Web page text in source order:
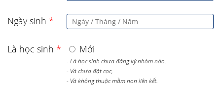
Ngày sinh *
Là học sinh * Mới
- Là học sinh chưa đăng ký nhóm nào,
- Và chưa đặt cọc,
- Và không thuộc mầm non liên kết.